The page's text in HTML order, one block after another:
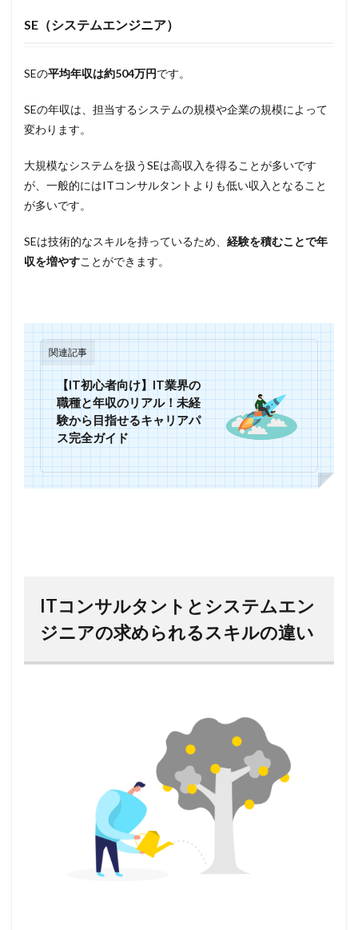
SE（システムエンジニア）
SEの平均年収は約504万円です。
SEの年収は、担当するシステムの規模や企業の規模によって
変わります。
大規模なシステムを扱うSEは高収入を得ることが多いです
が、一般的にはITコンサルタントよりも低い収入となること
が多いです。
SEは技術的なスキルを持っているため、 経験を積むことで年
収を増やすことができます。
関連記事
【IT初心者向け】IT業界の
職種と年収のリアル！未経
験から目指せるキャリアパ
ス完全ガイド
ITコンサルタントとシステムエン
ジニアの求められるスキルの違い